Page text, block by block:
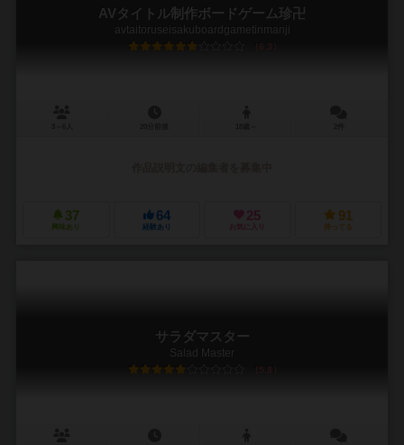
AVタイトル制作ボードゲーム珍卍
avtaitoruseisakuboardgametinmanji
6.3
37
興味あり
64
経験あり
25
お気に入り
91
持ってる
サラダマスター
Salad Master
5.8